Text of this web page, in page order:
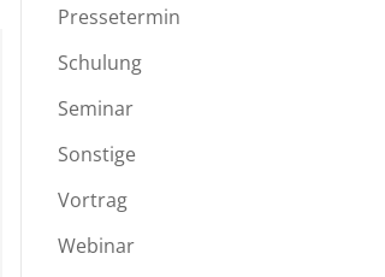
Pressetermin
Schulung
Seminar
Sonstige
Vortrag
Webinar